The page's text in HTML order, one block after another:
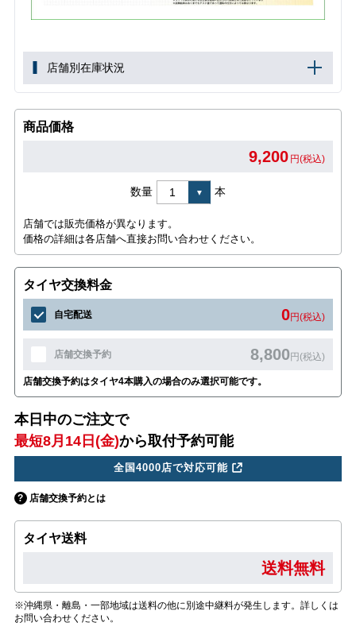
店舗別在庫状況
商品価格
9,200 円(税込)
数量 本
店舗では販売価格が異なります。
価格の詳細は各店舗へ直接お問い合わせください。
タイヤ交換料金
自宅配送 0円(税込)
店舗交換予約 8,800円(税込)
店舗交換予約はタイヤ4本購入の場合のみ選択可能です。
本日中のご注文で
最短8月14日(金)から取付予約可能
全国4000店で対応可能
店舗交換予約とは
タイヤ送料
送料無料
※沖縄県・離島・一部地域は送料の他に別途中継料が発生します。詳しくは
お問い合わせください。